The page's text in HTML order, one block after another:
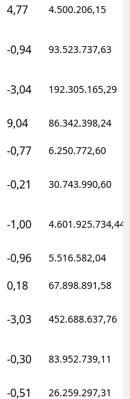
4,77 4.500.206,15
-0,94 93.523.737,63
-3,04 192.305.165,29
9,04 86.342.398,24
-0,77 6.250.772,60
-0,21 30.743.990,60
-1,00 4.601.925.734,44
-0,96 5.516.582,04
0,18 67.898.891,58
-3,03 452.688.637,76
-0,30 83.952.739,11
-0,51 26.259.297,31